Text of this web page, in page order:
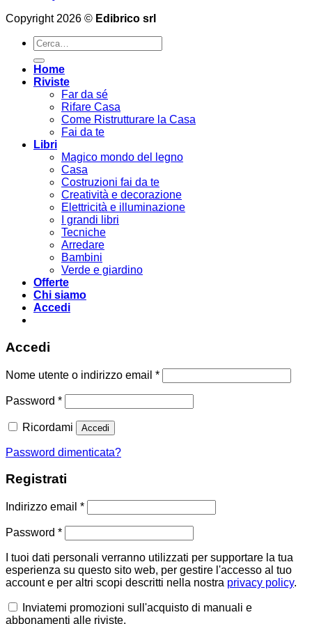
Copyright 2026 © Edibrico srl
Cerca:
Home
Riviste
Far da sé
Rifare Casa
Come Ristrutturare la Casa
Fai da te
Libri
Magico mondo del legno
Casa
Costruzioni fai da te
Creatività e decorazione
Elettricità e illuminazione
I grandi libri
Tecniche
Arredare
Bambini
Verde e giardino
Offerte
Chi siamo
Accedi
Accedi
Nome utente o indirizzo email *Richiesto
Password *Richiesto
Ricordami Accedi
Password dimenticata?
Registrati
Indirizzo email *Richiesto
Password *Richiesto
I tuoi dati personali verranno utilizzati per supportare la tua
esperienza su questo sito web, per gestire l'accesso al tuo
account e per altri scopi descritti nella nostra privacy policy.
Inviatemi promozioni sull'acquisto di manuali e
abbonamenti alle riviste.